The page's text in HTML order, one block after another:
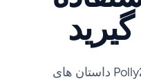
داستان های Polly2 یک مجموعه قطع از متون تصادفی نیستند. آنها در کنار سفر